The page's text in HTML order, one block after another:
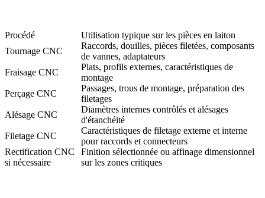
Procédé
Utilisation typique sur les pièces en laiton
Tournage CNC
Raccords, douilles, pièces filetées, composants
de vannes, adaptateurs
Fraisage CNC
Plats, profils externes, caractéristiques de
montage
Perçage CNC
Passages, trous de montage, préparation des
filetages
Alésage CNC
Diamètres internes contrôlés et alésages
d'étanchéité
Filetage CNC
Caractéristiques de filetage externe et interne
pour raccords et connecteurs
Rectification CNC
si nécessaire
Finition sélectionnée ou affinage dimensionnel
sur les zones critiques